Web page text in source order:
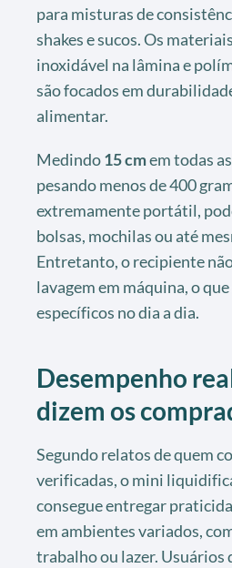
para misturas de
shakes e sucos. Os
inoxidável na lâmina e
são focados em
alimentar.
Medindo15 cmem todas
pesando menos de 400
extremamente portátil,
bolsas, mochilas ou até
Entretanto, o recipiente
lavagem em máquina, o
específicos no dia a dia.
Desempenho
dizem os
Segundo relatos de quem
verificadas, o mini
consegue entregar
em ambientes variados,
trabalho ou lazer. Usuários